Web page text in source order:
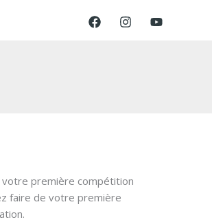
votre première compétition
faire de votre première